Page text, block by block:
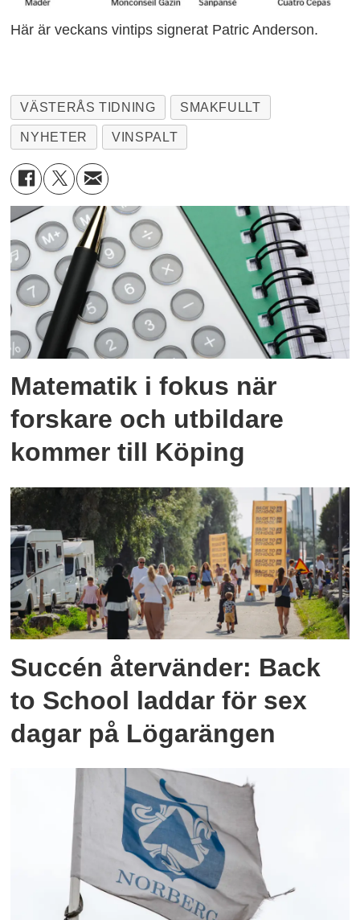
Här är veckans vintips signerat Patric Anderson.
VÄSTERÅS TIDNING SMAKFULLT
NYHETER VINSPALT
Matematik i fokus när
forskare och utbildare
kommer till Köping
Succén återvänder: Back
to School laddar för sex
dagar på Lögarängen